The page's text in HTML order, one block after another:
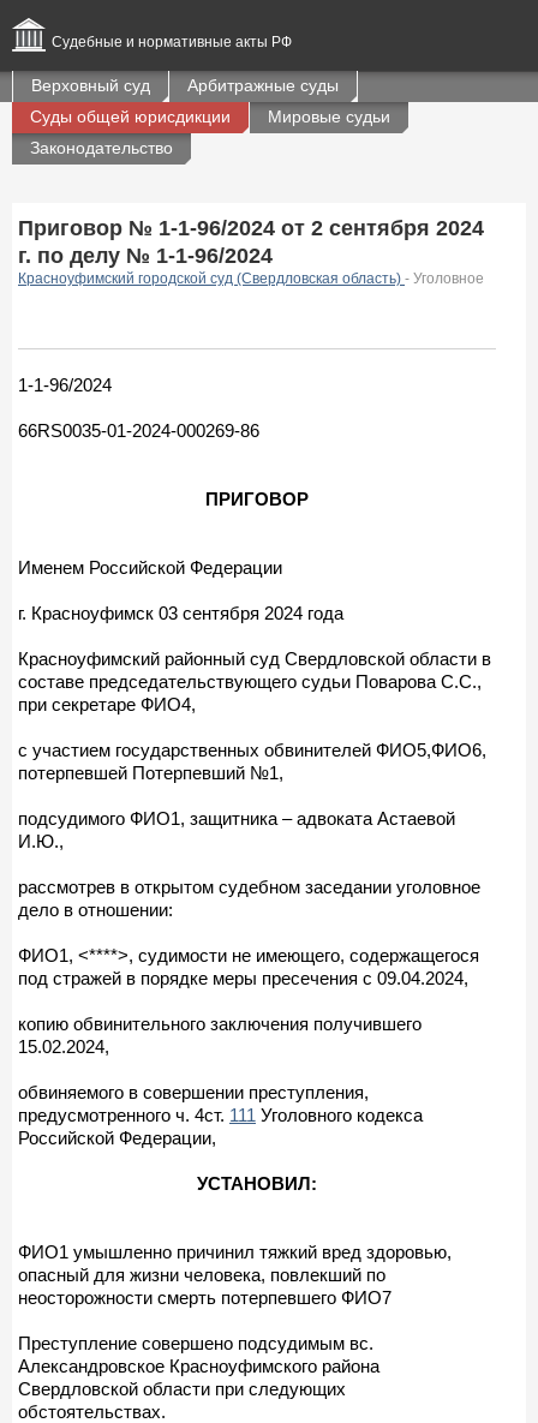
Судебные и нормативные акты РФ
Верховный суд
Арбитражные суды
Суды общей юрисдикции
Мировые судьи
Законодательство
Приговор № 1-1-96/2024 от 2 сентября 2024
г. по делу № 1-1-96/2024
Красноуфимский городской суд (Свердловская область) - Уголовное
1-1-96/2024
66RS0035-01-2024-000269-86
ПРИГОВОР
Именем Российской Федерации
г. Красноуфимск 03 сентября 2024 года
Красноуфимский районный суд Свердловской области в
составе председательствующего судьи Поварова С.С.,
при секретаре ФИО4,
с участием государственных обвинителей ФИО5,ФИО6,
потерпевшей Потерпевший №1,
подсудимого ФИО1, защитника – адвоката Астаевой
И.Ю.,
рассмотрев в открытом судебном заседании уголовное
дело в отношении:
ФИО1, <****>, судимости не имеющего, содержащегося
под стражей в порядке меры пресечения с 09.04.2024,
копию обвинительного заключения получившего
15.02.2024,
обвиняемого в совершении преступления,
предусмотренного ч. 4ст. 111 Уголовного кодекса
Российской Федерации,
УСТАНОВИЛ:
ФИО1 умышленно причинил тяжкий вред здоровью,
опасный для жизни человека, повлекший по
неосторожности смерть потерпевшего ФИО7
Преступление совершено подсудимым вс.
Александровское Красноуфимского района
Свердловской области при следующих
обстоятельствах.